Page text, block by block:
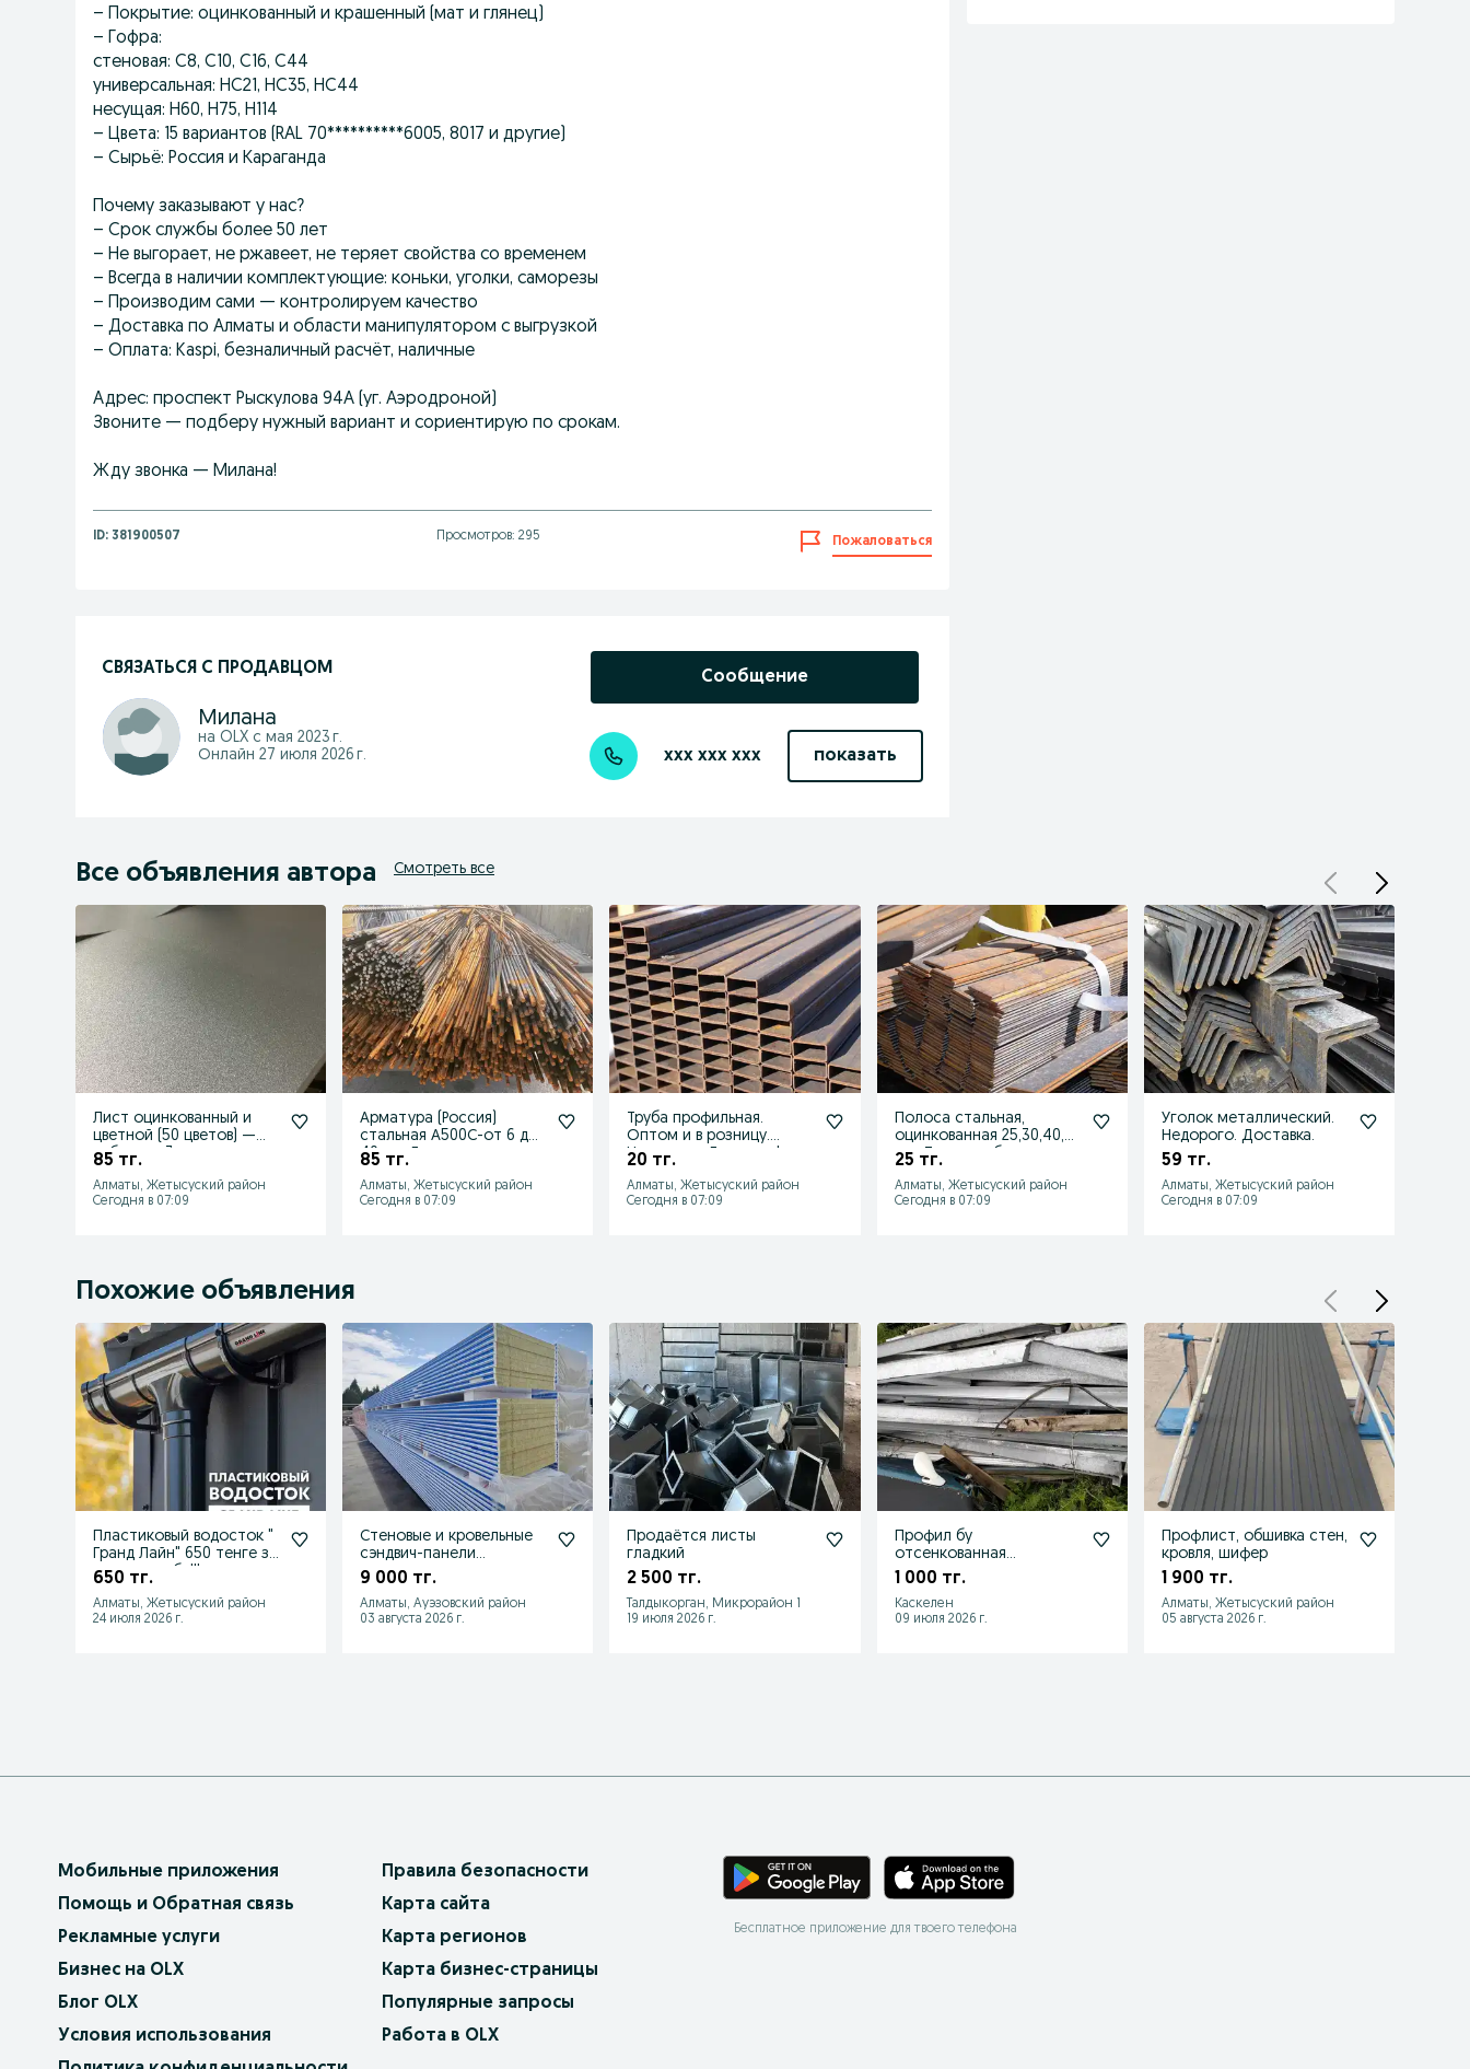
– Покрытие: оцинкованный и крашенный (мат и глянец)
– Гофра:
стеновая: С8, С10, С16, С44
универсальная: НС21, НС35, НС44
несущая: Н60, Н75, Н114
– Цвета: 15 вариантов (RAL 70**********6005, 8017 и другие)
– Сырьё: Россия и Караганда
Почему заказывают у нас?
– Срок службы более 50 лет
– Не выгорает, не ржавеет, не теряет свойства со временем
– Всегда в наличии комплектующие: коньки, уголки, саморезы
– Производим сами — контролируем качество
– Доставка по Алматы и области манипулятором с выгрузкой
– Оплата: Kaspi, безналичный расчёт, наличные
Адрес: проспект Рыскулова 94А (уг. Аэродроной)
Звоните — подберу нужный вариант и сориентирую по срокам.
Жду звонка — Милана!
ID: 381900507 Просмотров: 295 Пожаловаться
СВЯЗАТЬСЯ С ПРОДАВЦОМ
Милана
на OLX с мая 2023 г.
Онлайн 27 июля 2026 г.
Сообщение
xxx xxx xxx показать
Все объявления автора Смотреть все
Лист оцинкованный и
цветной (50 цветов) —
рубим до 3 м, цена
85 тг.
Алматы, Жетысуский район
Сегодня в 07:09
Арматура (Россия)
стальная А500С-от 6 до
40 мм.Доставим в день
85 тг.
Алматы, Жетысуский район
Сегодня в 07:09
Труба профильная.
Оптом и в розницу.
Недорого. Доставка!
20 тг.
Алматы, Жетысуский район
Сегодня в 07:09
Полоса стальная,
оцинкованная 25,30,40,50
мм. Так же рубим по
25 тг.
Алматы, Жетысуский район
Сегодня в 07:09
Уголок металлический.
Недорого. Доставка.
59 тг.
Алматы, Жетысуский район
Сегодня в 07:09
Похожие объявления
Пластиковый водосток "
Гранд Лайн" 650 тенге за
метр желоба!!!
650 тг.
Алматы, Жетысуский район
24 июля 2026 г.
Стеновые и кровельные
сэндвич-панели
напрямую с завода.
9 000 тг.
Алматы, Ауэзовский район
03 августа 2026 г.
Продаётся листы
гладкий
2 500 тг.
Талдыкорган, Микрорайон 1
19 июля 2026 г.
Профил бу
отсенкованная
сесмастоикая для
другое
1 000 тг.
Каскелен
09 июля 2026 г.
Профлист, обшивка стен,
кровля, шифер
1 900 тг.
Алматы, Жетысуский район
05 августа 2026 г.
Мобильные приложения
Помощь и Обратная связь
Рекламные услуги
Бизнес на OLX
Блог OLX
Условия использования
Правила безопасности
Карта сайта
Карта регионов
Карта бизнес-страницы
Популярные запросы
Работа в OLX
Бесплатное приложение для твоего телефона